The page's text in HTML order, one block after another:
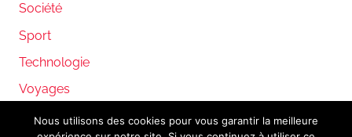
Société
Sport
Technologie
Voyages
Nous utilisons des cookies pour vous garantir la meilleure